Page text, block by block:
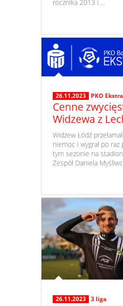
rocznika 2013 i ...
26.11.2023 PKO
Cenne
Widzewa z
Widzew Łódź
niemoc i wygrał po raz
tym sezonie na
Zespół Daniela
26.11.2023 3 liga